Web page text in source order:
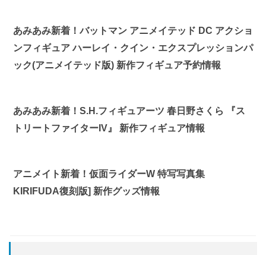
あみあみ新着！バットマン アニメイテッド DC アクショ
ンフィギュア ハーレイ・クイン・エクスプレッションパ
ック(アニメイテッド版) 新作フィギュア予約情報
あみあみ新着！S.H.フィギュアーツ 春日野さくら 『ス
トリートファイターIV』 新作フィギュア情報
アニメイト新着！仮面ライダーW 特写写真集
KIRIFUDA復刻版] 新作グッズ情報